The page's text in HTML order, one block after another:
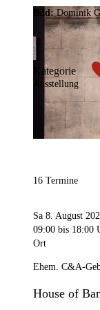
Bild:Dominik
Kategorie
Ausstellung
16 Termine
Sa 8. August
09:00 bis 18:00
Ort
Ehem. C&A-
House of